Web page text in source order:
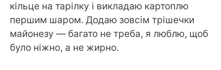
кільце на тарілку і викладаю картоплю
першим шаром. Додаю зовсім трішечки
майонезу — багато не треба, я люблю, щоб
було ніжно, а не жирно.